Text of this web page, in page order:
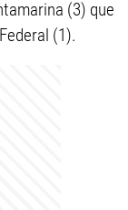
(3) que
(1).